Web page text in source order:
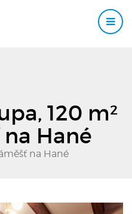
120 m²
Hané
na Hané